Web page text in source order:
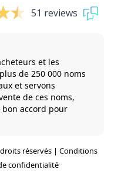
51 reviews
et les
de 250 000 noms
et servons
de ces noms,
accord pour
réservés | Conditions
confidentialité